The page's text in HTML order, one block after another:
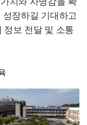
장하길 기대하고
정보 전달 및 소통